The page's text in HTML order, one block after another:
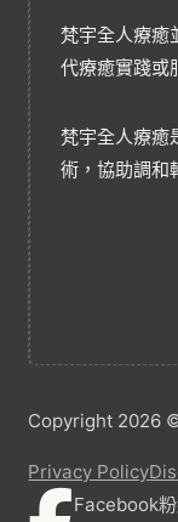
梵宇全人療癒
代療癒實踐或
梵宇全人療癒
術，協助調和
Copyright 2026
Privacy Policy
Facebook